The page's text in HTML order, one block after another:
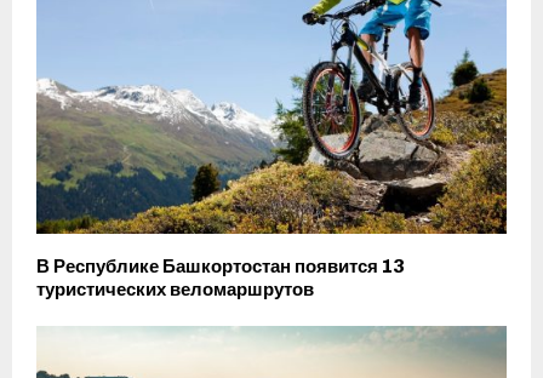
В Республике Башкортостан появится 13
туристических веломаршрутов